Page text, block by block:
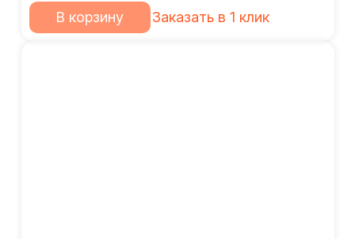
В корзину Заказать в 1 клик